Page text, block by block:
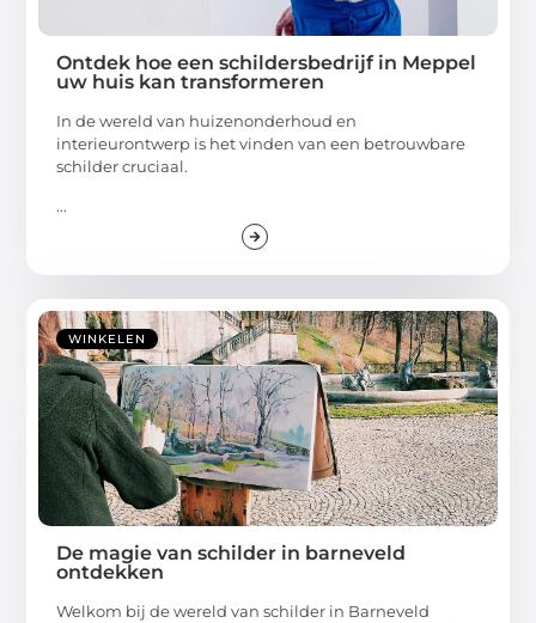
Ontdek hoe een schildersbedrijf in Meppel
uw huis kan transformeren
In de wereld van huizenonderhoud en
interieurontwerp is het vinden van een betrouwbare
schilder cruciaal.
...
WINKELEN
De magie van schilder in barneveld
ontdekken
Welkom bij de wereld van schilder in Barneveld